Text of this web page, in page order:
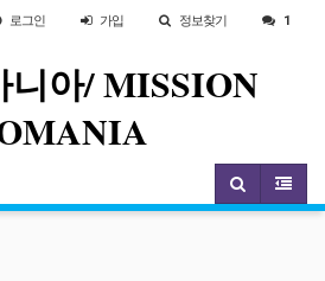
로그인 가입 정보찾기 1
니아/ MISSION